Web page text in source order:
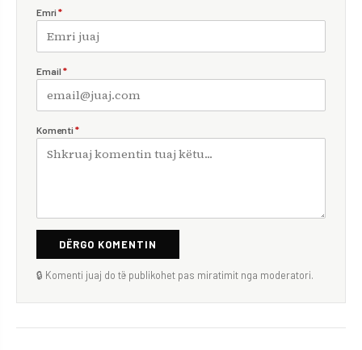
Emri *
Email *
Komenti *
DËRGO KOMENTIN
🔒 Komenti juaj do të publikohet pas miratimit nga moderatori.